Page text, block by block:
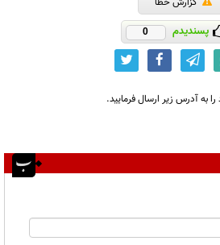
پسندیدم 0
به آدرس زیر ارسال فرمایید.